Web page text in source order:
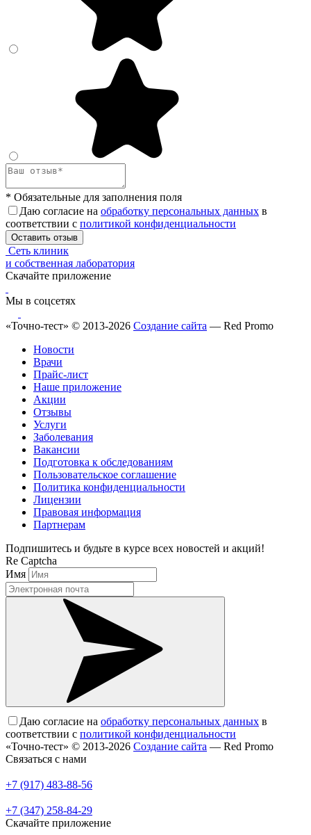
* Обязательные для заполнения поля
Даю согласие на обработку персональных данных в
соответствии с политикой конфиденциальности
Оставить отзыв
Сеть клиник
и собственная лаборатория
Скачайте приложение
Мы в соцсетях
«Точно-тест» © 2013-2026 Создание сайта — Red Promo
Новости
Врачи
Прайс-лист
Наше приложение
Акции
Отзывы
Услуги
Заболевания
Вакансии
Подготовка к обследованиям
Пользовательское соглашение
Политика конфиденциальности
Лицензии
Правовая информация
Партнерам
Подпишитесь и будьте в курсе всех новостей и акций!
Re Captcha
Имя
Даю согласие на обработку персональных данных в
соответствии с политикой конфиденциальности
«Точно-тест» © 2013-2026 Создание сайта — Red Promo
Связаться с нами
+7 (917) 483-88-56
+7 (347) 258-84-29
Скачайте приложение